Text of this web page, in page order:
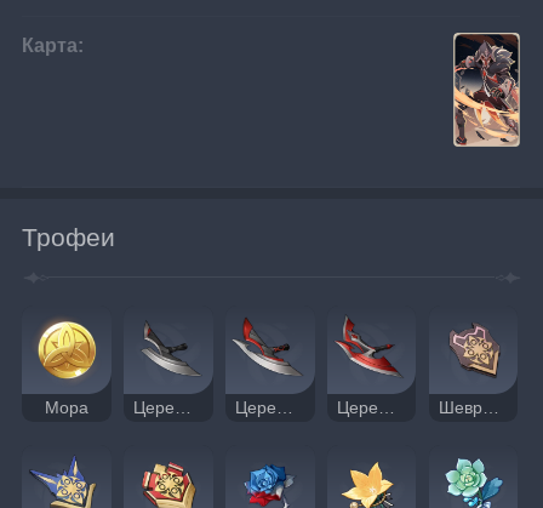
Карта:
Трофеи
Мора Церемониальный нож охотника Церемониальный нож агента Церемониальный нож инспектора Шеврон рядового